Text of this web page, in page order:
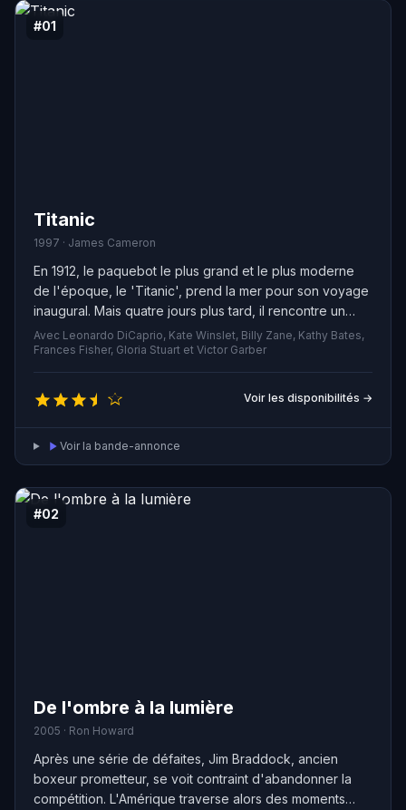
#01
Titanic
1997 · James Cameron
En 1912, le paquebot le plus grand et le plus moderne
de l'époque, le 'Titanic', prend la mer pour son voyage
inaugural. Mais quatre jours plus tard, il rencontre un
iceberg et commence à couler. Dans cette tragédie, un
artiste fauché et une riche bourgeoise tombent
amoureux à bord du navire.
Avec Leonardo DiCaprio, Kate Winslet, Billy Zane, Kathy Bates,
Frances Fisher, Gloria Stuart et Victor Garber
Voir les disponibilités →
Voir la bande-annonce
#02
De l'ombre à la lumière
2005 · Ron Howard
Après une série de défaites, Jim Braddock, ancien
boxeur prometteur, se voit contraint d'abandonner la
compétition. L'Amérique traverse alors des moments